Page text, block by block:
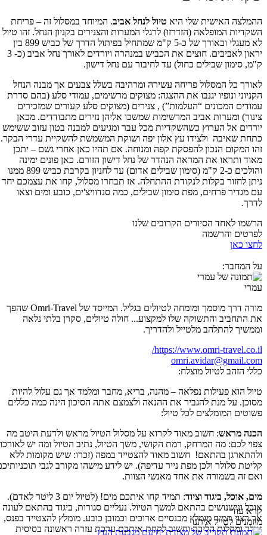
ההמלצה האישית שלי היאטיול לנחל אביב. המיוחד במסלול זה – פריחת
השקדיות המופלאה (הזדרזו) לרגלי המערות והצנירים בקניון הנחל. זהו טיול
לא מעגלי ובאורך של כ-5 ק"מ שמתחיל בפיתול הדרך של כביש 899 בין
יראון לאביבים. חוצים את הכביש במנהרה ויורדים לאורך נחל אביב (כ- 3
ק"מ, סימון שבילים כחול) עד לחיבור עם נחל דישון.
לאורך כל המסלול פריחה עשירה ומרהיבה בשלל צבעים אך מבנה הנחל
הקניוני ונופיו יגנבו את ההצגה: מצוקים מרשימים, עמודי סלע (בהם סדרת
עמודים המכונים “העלמות”) , צנירים (מצוקים סלע קעורים שמזכירים
צינור) ומערות אביב המרשימות שמשכו אליהן נזירים מתבודדים. מכאן
יורדים אל הערוץ כשהשקדיות מכל עבר ומגיעים למבנה בטון עזוב ששימש
כתחת שאיבה ולצידו עץ אלון יפה ושוקת המשמשת להשקיית עדרי הבקר.
זהו המקום הנכון להפסקת קפה ומנוחה. אם תהיו כאן אחרי גשם – יתכן
מאוד ותראו את המראה הנהדר של נחל דישון הזורם. כאן פונים ימינה
והולכים כ-2 ק"מ (סימון שבילים אדום) עד לחניון בקרבת כביש 899 ממנו
ניתן לחזור בקלות לנקודת ההתחלה. אז תבחרו מסלול, קחו את עצמכם יחד
עם מגדיר פרחים, מפת סימון שבילים, כמה סנדוויצ'ים, כובע ומים וצאו
לדרך.
הרשמו לאחד הסיורים הקרובים שלנו
לפרטים והרשמה
לחצו כאן
על המחבר:
עמרי
מורה דרך מוסמך ומומחה לטיולים בגליל. המייסד של Omri-Travel שהפך
את התחביב והתשוקה שלו למקצוע... חולה טיולים, סקרן בלתי נלאה
וממשיך להתלהב מלטייל ולהדריך.
https://www.omri-travel.co.il/
omri.avidar@gmail.com
כללי הזהב לטיול מוצלח:
טיול הוא פעילות נפלאה – מהנה, בריא, מחבר ומלמד אך גם עלול להיות
מסוכן. על מנת להגביר את ההנאה ולצמצם אתה הסיכון הינה כמה כללים
פשוטים המומלצים לכל טיול:
הכנה מראש: חשוב מאוד לקרוא על מסלול הטיול מראש ולדעת היטב מה
צפוי לכם: מה המרחק, רמת הקושי, משך הטיול, נתיב הטיול ומה יש לאורכו
ולהתארגן בהתאם! חשוב מאוד להצטייד במפה (זכרו: שיש מקומות ללא
קליטת סלולר ולכן מפת נייר עדיפה). יש לידע מישהו מקורב לגבי תוכניותיכם
ואם זה בשמורה את אחד מאנשי הצוות.
מים, אוכל, ביגוד וציוד
: תמיד קחו איתכם מים! (לטיול יום 3 ליטר לאדם).
אוכל ונישנושים בהתאם למשך הטיול. נעליים סגורות, ביגוד בהתאם לעונה
אך רצוי תמיד מומלץ מכנסיים ארוכים וכמובן כובע. מומלץ להצטייד בפנס,
אולר ומקלות הליכה וחשוב לקחת איתכם ערכת עזרה ראשונה בסיסית
קרא עוד
מוזמנים לטייל איתנו